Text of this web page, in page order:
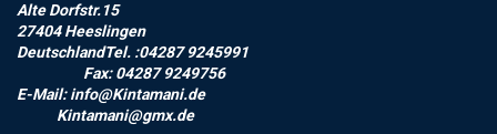
Alte Dorfstr.15
27404 Heeslingen
DeutschlandTel. :04287 9245991
Fax: 04287 9249756
E-Mail: info@Kintamani.de
Kintamani@gmx.de